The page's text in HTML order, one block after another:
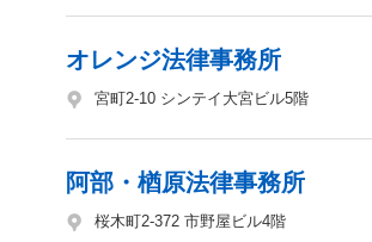
オレンジ法律事務所
宮町2-10 シンテイ大宮ビル5階
阿部・楢原法律事務所
桜木町2-372 市野屋ビル4階